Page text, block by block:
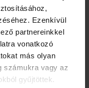
Ezenkívül
partnereinkkel
vonatkozó
más olyan
számukra vagy az
gyűjtöttek.